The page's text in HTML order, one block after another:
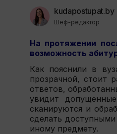
kudapostupat.by
Шеф-редактор
На протяжении
возможность
Как пояснили в
прозрачной, стоит
ответов,
увидит
сканируются и
сделать
иному предмету.